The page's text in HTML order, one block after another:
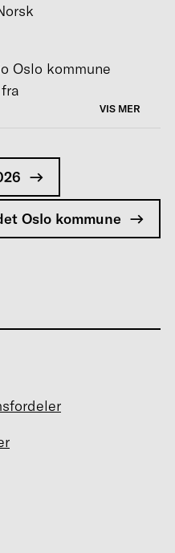
Oslo kommune
3003
VIS MER
Oslo kommune